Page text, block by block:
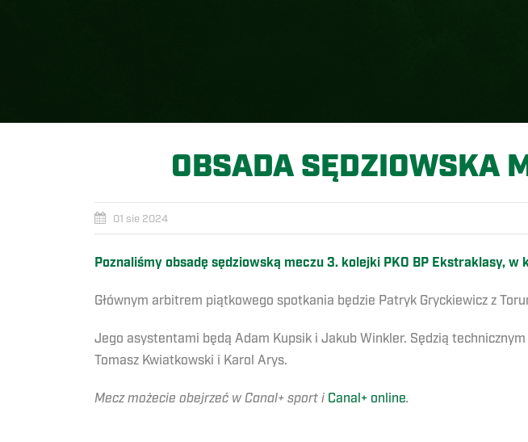
OBSADA SĘDZIOWSKA
01 sie 2024
Poznaliśmy obsadę sędziowską meczu 3. kolejki PKO BP Ekstraklasy,
Głównym arbitrem piątkowego spotkania będzie Patryk Gryckiewicz z
Jego asystentami będą Adam Kupsik i Jakub Winkler. Sędzią
Tomasz Kwiatkowski i Karol Arys.
Mecz możecie obejrzeć w Canal+ sport i Canal+ online.